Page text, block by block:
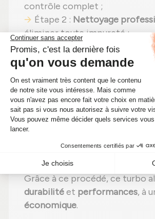
contrôle complet ;
Étape 2 : Nettoyage
éliminer toute impureté ;
Étape 3 : Examen rigoureux
éléments ;
Remplacement
détérioréespar des
Étape 5 :Remontageavec
effectués selon les normes du
;
Grâce à ce procédé, ce turbo
durabilitéet performances, à
économique.